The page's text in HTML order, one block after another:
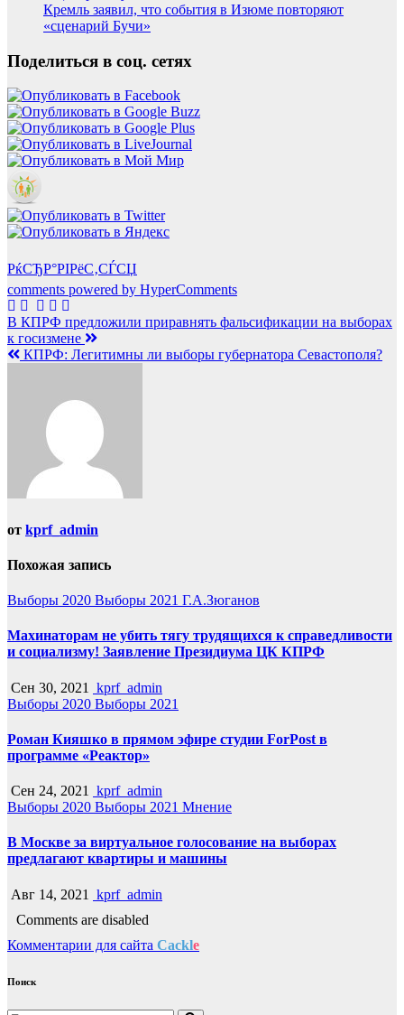
Кремль заявил, что события в Изюме повторяют
«сценарий Бучи»
Поделиться в соц. сетях
РќСЂР°РІРёС‚СЃСЏ
comments powered by HyperComments
Навигация
по
В КПРФ предложили приравнять фальсификации на выборах
к госизмене
КПРФ: Легитимны ли выборы губернатора Севастополя?
от kprf_admin
Похожая запись
Выборы 2020 Выборы 2021 Г.А.Зюганов
Махинаторам не убить тягу трудящихся к справедливости
и социализму! Заявление Президиума ЦК КПРФ
Сен 30, 2021
kprf_admin
Выборы 2020 Выборы 2021
Роман Кияшко в прямом эфире студии ForPost в
программе «Реактор»
Сен 24, 2021
kprf_admin
Выборы 2020 Выборы 2021 Мнение
В Москве за виртуальное голосование на выборах
предлагают квартиры и машины
Авг 14, 2021
kprf_admin
Comments are disabled
Комментарии для сайта Cackle
Поиск